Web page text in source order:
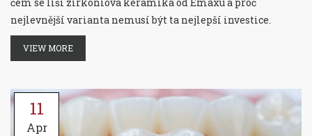
nejlevnější varianta nemusí být ta nejlepší investice.
VIEW MORE
11
Apr